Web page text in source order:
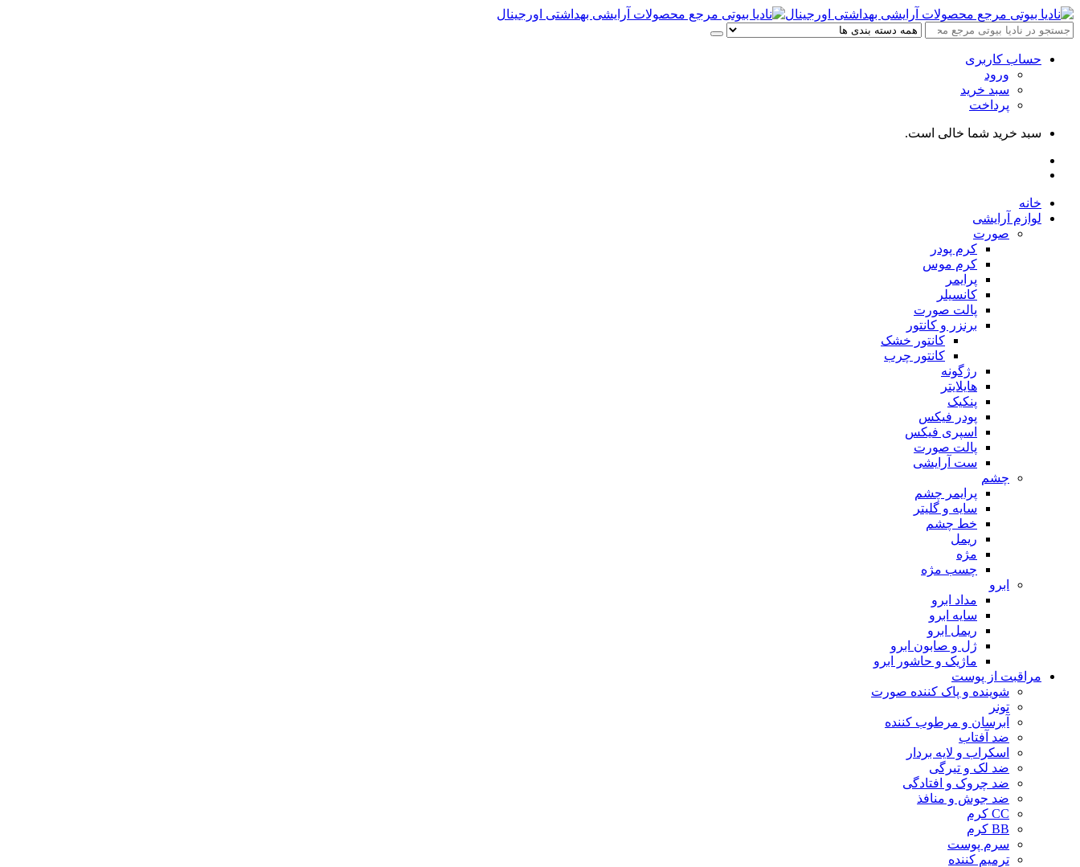
حساب کاربری
ورود
سبد خرید
پرداخت
سبد خرید شما خالی است.
خانه
لوازم آرایشی
صورت
کرم پودر
کرم موس
پرایمر
کانسیلر
پالت صورت
برنزر و کانتور
کانتور خشک
کانتور چرب
رژگونه
هایلایتر
پنکیک
پودر فیکس
اسپری فیکس
پالت صورت
ست آرایشی
چشم
پرایمر چشم
سایه و گلیتر
خط چشم
ریمل
مژه
چسب مژه
ابرو
مداد ابرو
سایه ابرو
ریمل ابرو
ژل و صابون ابرو
ماژیک و حاشور ابرو
مراقبت از پوست
شوینده و پاک کننده صورت
تونر
آبرسان و مرطوب کننده
ضد آفتاب
اسکراب و لایه بردار
ضد لک و تیرگی
ضد چروک و افتادگی
ضد جوش و منافذ
CC کرم
BB کرم
سرم پوست
ترمیم کننده